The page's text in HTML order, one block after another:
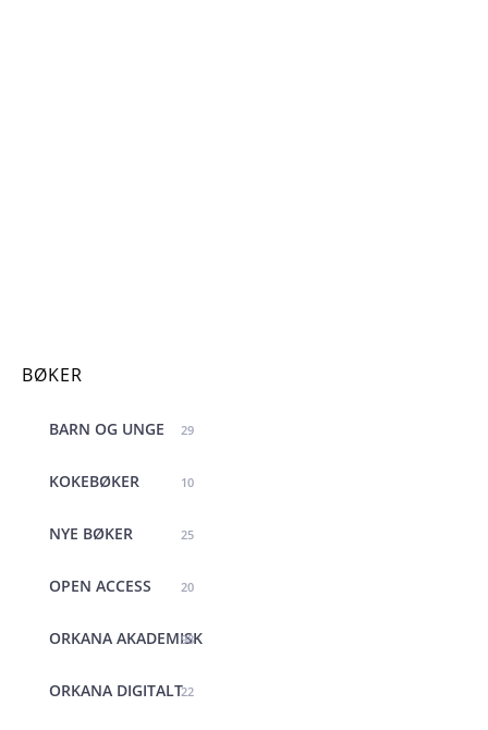
BØKER
BARN OG UNGE 29
KOKEBØKER 10
NYE BØKER 25
OPEN ACCESS 20
ORKANA AKADEMISK
98
ORKANA DIGITALT22